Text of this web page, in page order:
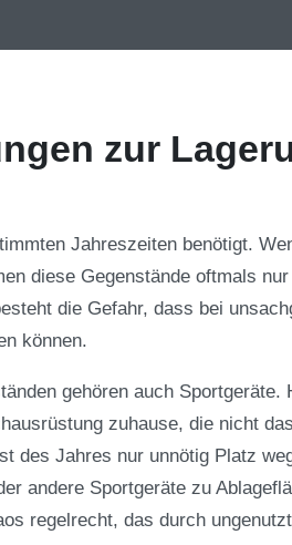
zur
Jahreszeiten benötigt.
diese Gegenstände oftmals
die Gefahr, dass bei
können.
gehören auch Sportgeräte.
zuhause, die nicht
des Jahres nur unnötig Platz
andere Sportgeräte zu
regelrecht, das durch